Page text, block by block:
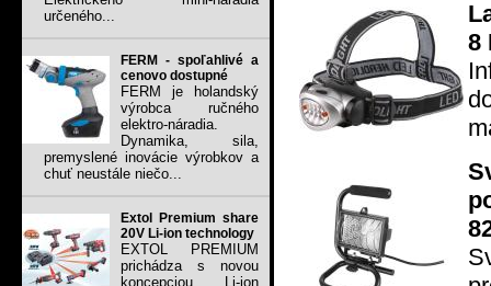
určeného...
FERM - spoľahlivé a
cenovo dostupné
FERM je holandský
výrobca ručného
elektro-náradia.
Dynamika, sila,
premyslené inovácie výrobkov a
chuť neustále niečo...
Extol Premium share
20V Li-ion technology
EXTOL PREMIUM
prichádza s novou
koncepciou Li-ion
8